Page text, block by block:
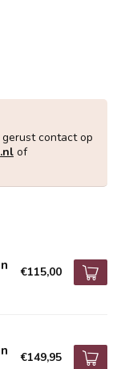
contact op
of
€115,00
€149,95